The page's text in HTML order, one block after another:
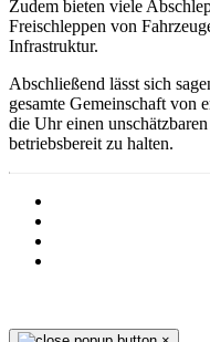
Zudem bieten viele
Freischleppen von
Infrastruktur.
Abschließend lässt sich
gesamte Gemeinschaft von
die Uhr einen
betriebsbereit zu halten.